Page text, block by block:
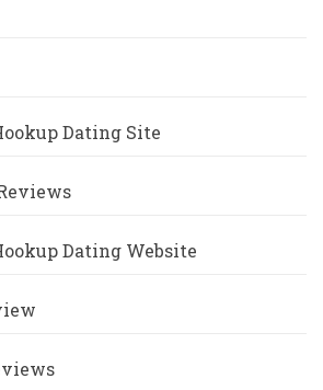
Dating Site
Dating Website